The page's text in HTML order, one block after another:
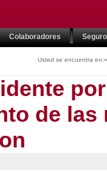
Colaboradores
Usted se encuentra
por
de las